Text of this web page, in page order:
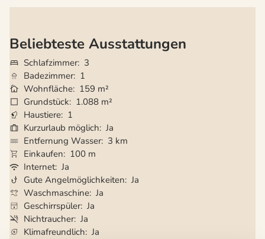
Beliebteste Ausstattungen
Schlafzimmer 3
Badezimmer 1
Wohnfläche 159 m²
Grundstück
1.088 m²
Haustiere 1
Kurzurlaub möglich Ja
Entfernung Wasser 3 km
Einkaufen
100 m
Internet Ja
Gute Angelmöglichkeiten Ja
Waschmaschine Ja
Geschirrspüler Ja
Nichtraucher Ja
Klimafreundlich Ja